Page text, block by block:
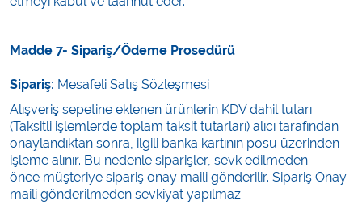
Madde 7- Sipariş/Ödeme Prosedürü
Sipariş: Mesafeli Satış Sözleşmesi
Alışveriş sepetine eklenen ürünlerin KDV dahil tutarı
(Taksitli işlemlerde toplam taksit tutarları) alıcı tarafından
onaylandıktan sonra, ilgili banka kartının posu üzerinden
işleme alınır. Bu nedenle siparişler, sevk edilmeden
önce müşteriye sipariş onay maili gönderilir. Sipariş Onay
maili gönderilmeden sevkiyat yapılmaz.